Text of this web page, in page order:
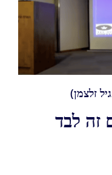
זלצמן)
זה לבד